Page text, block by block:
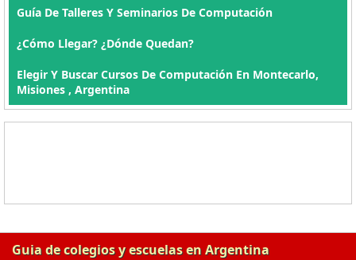
Guía De Talleres Y Seminarios De Computación
¿Cómo Llegar? ¿Dónde Quedan?
Elegir Y Buscar Cursos De Computación En Montecarlo,
Misiones , Argentina
Guia de colegios y escuelas en Argentina